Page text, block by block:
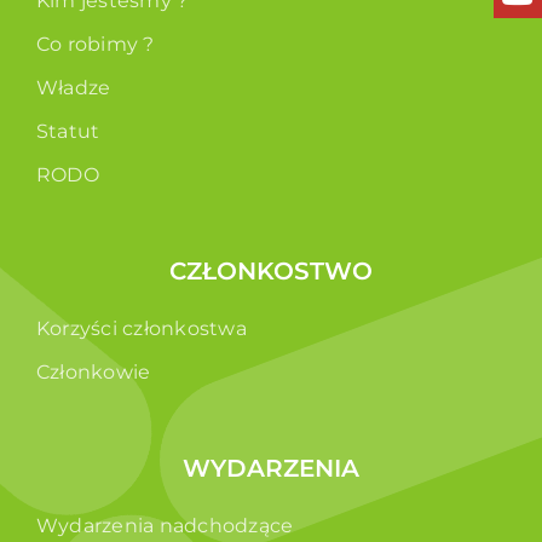
Co robimy ?
Władze
Statut
RODO
CZŁONKOSTWO
Korzyści członkostwa
Członkowie
WYDARZENIA
Wydarzenia nadchodzące